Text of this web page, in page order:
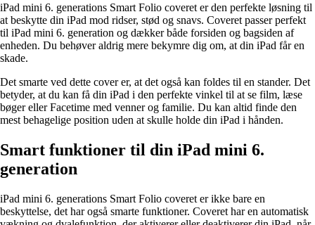
iPad mini 6. generations Smart Folio coveret er den perfekte løsning til
at beskytte din iPad mod ridser, stød og snavs. Coveret passer perfekt
til iPad mini 6. generation og dækker både forsiden og bagsiden af
enheden. Du behøver aldrig mere bekymre dig om, at din iPad får en
skade.
Det smarte ved dette cover er, at det også kan foldes til en stander. Det
betyder, at du kan få din iPad i den perfekte vinkel til at se film, læse
bøger eller Facetime med venner og familie. Du kan altid finde den
mest behagelige position uden at skulle holde din iPad i hånden.
Smart funktioner til din iPad mini 6.
generation
iPad mini 6. generations Smart Folio coveret er ikke bare en
beskyttelse, det har også smarte funktioner. Coveret har en automatisk